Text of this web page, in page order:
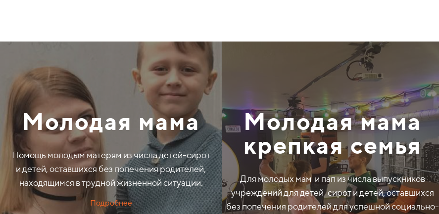
Молодая мама
Помощь молодым матерям из числа детей-сирот
и детей, оставшихся без попечения родителей,
находящимся в трудной жизненной ситуации.
Подробнее
Молодая мама
крепкая семья
Для молодых мам и пап из числа выпускников
учреждений для детей-сирот и детей, оставшихся
без попечения родителей для успешной социально-